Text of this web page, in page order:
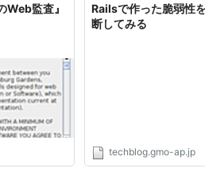
Web監査』
Railsで作った脆弱性
断してみる
techblog.gmo-ap.jp